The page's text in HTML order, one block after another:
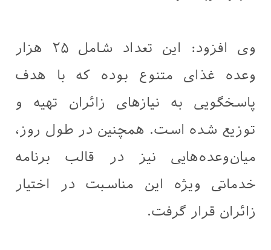
وی افزود: این تعداد شامل ۲۵ هزار
وعده غذای متنوع بوده که با هدف
پاسخگویی به نیازهای زائران تهیه و
توزیع شده است. همچنین در طول روز،
میان‌وعده‌هایی نیز در قالب برنامه
خدماتی ویژه این مناسبت در اختیار
زائران قرار گرفت.